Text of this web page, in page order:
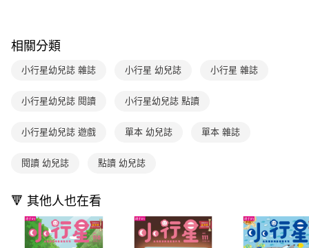
【注意事項】
1.本服務係由「台灣大哥大股份有限公司」（以下簡稱本公司）所提供，讓
用戶於交易時，得透過本服務購買商品或服務，並由商店將買賣／分期付款
買賣價金債權讓與本公司後，依約使用本公司帳單繳交帳款。
資料（包含姓名、電話或地址）提供予台灣大哥大進項蒐集、處理及利用，
3.完整用戶服務條款，請詳閱以下連結： https://oppay.tw/userRule
ATM／網路銀行／等多元方式進行付款，方視為交易完成。
購買商品的店家。未經商家同意取消之訂單仍視為有效，需透過AFTEE先享
是否繳費成功／繳費後需取消欲退款等相關疑問，請聯繫「AFTEE先享後付
易，需依本服務之必要範圍內提供個人資料，並將交易相關給付款項請求債
２．關於個人資料處理事宜，請瀏覽以下網址：
https://aftee.tw/terms/#terms3
３．未成年的使用者請事先徵得法定代理人或監護人之同意方可使用
「AFTEE先享後付」，若未經同意申辦者引起之損失，本公司不負相關責
任。
國內宅配/郵寄 (不適用離島、海外及郵局i郵箱)
每筆NT$70，滿NT$800(含以上)免運費
離島宅配（澎湖、金門、馬祖、小琉球；不適用於郵局i郵箱）
相關分類
小行星幼兒誌 雜誌 小行星 幼兒誌 小行星 雜誌
小行星幼兒誌 閱讀 小行星幼兒誌 點讀
小行星幼兒誌 遊戲 單本 幼兒誌 單本 雜誌
閱讀 幼兒誌 點讀 幼兒誌
🔻 其他人也在看